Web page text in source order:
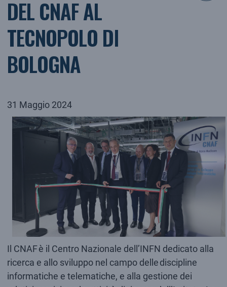
DEL CNAF AL
TECNOPOLO DI
BOLOGNA
31 Maggio 2024
Il CNAF è il Centro Nazionale dell’INFN dedicato alla
ricerca e allo sviluppo nel campo delle discipline
informatiche e telematiche, e alla gestione dei